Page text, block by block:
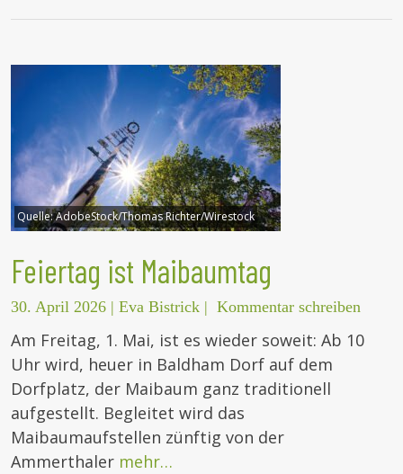
Quelle:AdobeStock/Thomas Richter/Wirestock
Feiertag ist Maibaumtag
30. April 2026 | Eva Bistrick | Kommentar schreiben
Am Freitag, 1. Mai, ist es wieder soweit: Ab 10
Uhr wird, heuer in Baldham Dorf auf dem
Dorfplatz, der Maibaum ganz traditionell
aufgestellt. Begleitet wird das
Maibaumaufstellen zünftig von der
Ammerthaler mehr…